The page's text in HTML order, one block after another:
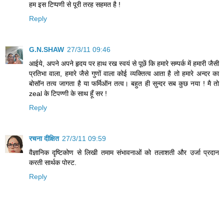
हम इस टिप्पणी से पूरी तरह सहमत है !
Reply
G.N.SHAW 27/3/11 09:46
आईये, अपने अपने हृदय पर हाथ रख स्वयं से पूछें कि हमारे सम्पर्क में हमारी जैसी
प्रतिभा वाला, हमारे जैसे गुणों वाला कोई व्यक्तित्व आता है तो हमारे अन्दर का
बोसॉन तत्व जागता है या फर्मिऑन तत्व। बहुत ही सुन्दर सब कुछ नया ! मै तो
zeal के टिपण्णी के साथ हूँ सर !
Reply
रचना दीक्षित 27/3/11 09:59
वैज्ञानिक दृष्टिकोण से लिखी तमाम संभावनाओं को तलाशती और उर्जा प्रदान
करती सार्थक पोस्ट.
Reply